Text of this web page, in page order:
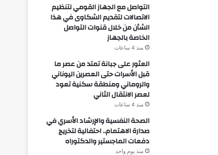
التواصل مع الجهاز القومي لتنظيم
الاتصالات لتقديم الشكاوى في هذا
الشأن من خلال قنوات التواصل
الخاصة بالجهاز
منذ 4 ساعات
العثور على جبانة تمتد من عصر ما
قبل الأسرات حتى العصرين اليوناني
والروماني ومنطقة سكنية تعود
لعصر الانتقال الثاني
منذ 4 ساعات
الصحة النفسية والإرشاد الأسري في
صدارة الاهتمام.. احتفالية لتخريج
دفعات الماجستير والدكتوراه
منذ يوم واحد